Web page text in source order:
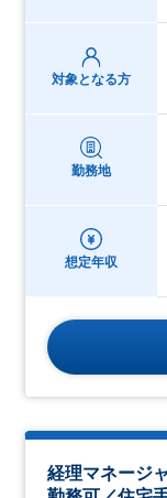
対象となる方
勤務地
想定年収
経理マネージ